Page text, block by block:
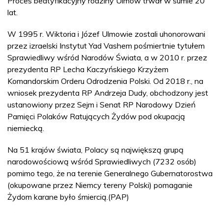
lat.
W 1995 r. Wiktoria i Józef Ulmowie zostali uhonorowani
przez izraelski Instytut Yad Vashem pośmiertnie tytułem
Sprawiedliwy wśród Narodów Świata, a w 2010 r. przez
prezydenta RP Lecha Kaczyńskiego Krzyżem
Komandorskim Orderu Odrodzenia Polski. Od 2018 r., na
wniosek prezydenta RP Andrzeja Dudy, obchodzony jest
ustanowiony przez Sejm i Senat RP Narodowy Dzień
Pamięci Polaków Ratujących Żydów pod okupacją
niemiecką.
Na 51 krajów świata, Polacy są największą grupą
narodowościową wśród Sprawiedliwych (7232 osób)
pomimo tego, że na terenie Generalnego Gubernatorostwa
(okupowane przez Niemcy tereny Polski) pomaganie
Żydom karane było śmiercią.(PAP)